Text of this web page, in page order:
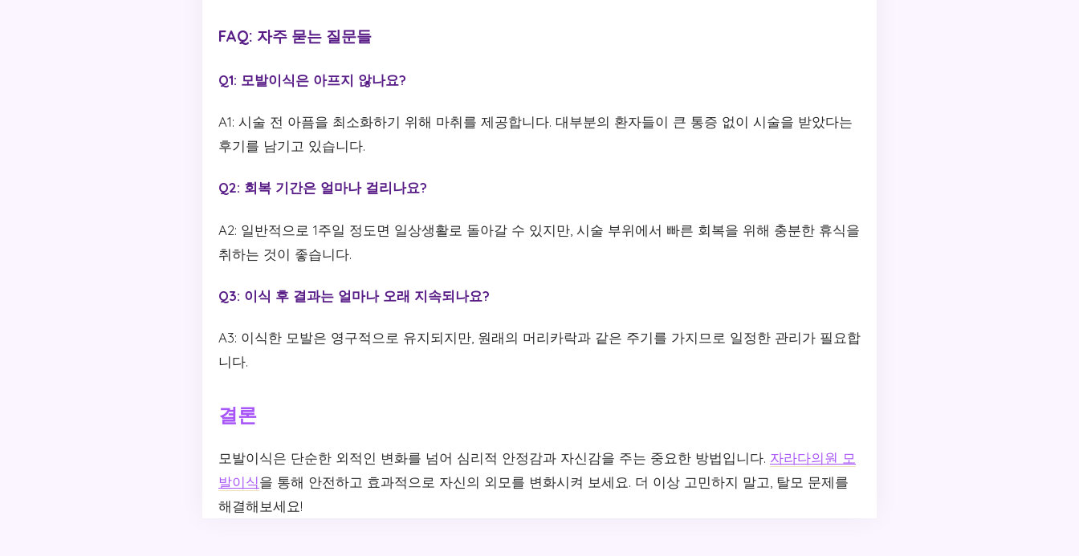
FAQ: 자주 묻는 질문들
Q1: 모발이식은 아프지 않나요?
A1: 시술 전 아픔을 최소화하기 위해 마취를 제공합니다. 대부분의 환자들이 큰 통증 없이 시술을 받았다는
후기를 남기고 있습니다.
Q2: 회복 기간은 얼마나 걸리나요?
A2: 일반적으로 1주일 정도면 일상생활로 돌아갈 수 있지만, 시술 부위에서 빠른 회복을 위해 충분한 휴식을
취하는 것이 좋습니다.
Q3: 이식 후 결과는 얼마나 오래 지속되나요?
A3: 이식한 모발은 영구적으로 유지되지만, 원래의 머리카락과 같은 주기를 가지므로 일정한 관리가 필요합
니다.
결론
모발이식은 단순한 외적인 변화를 넘어 심리적 안정감과 자신감을 주는 중요한 방법입니다. 자라다의원 모
발이식을 통해 안전하고 효과적으로 자신의 외모를 변화시켜 보세요. 더 이상 고민하지 말고, 탈모 문제를
해결해보세요!